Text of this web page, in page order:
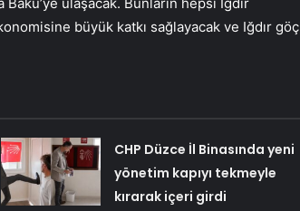
büyük katkı sağlayacak ve Iğdır göç
CHP Düzce İl Binasında yeni
yönetim kapıyı tekmeyle
kırarak içeri girdi